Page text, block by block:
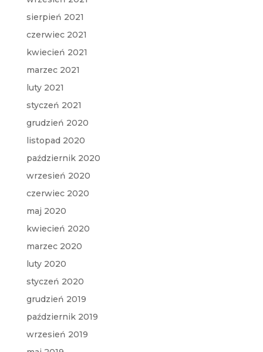
sierpień 2021
czerwiec 2021
kwiecień 2021
marzec 2021
luty 2021
styczeń 2021
grudzień 2020
listopad 2020
październik 2020
wrzesień 2020
czerwiec 2020
maj 2020
kwiecień 2020
marzec 2020
luty 2020
styczeń 2020
grudzień 2019
październik 2019
wrzesień 2019